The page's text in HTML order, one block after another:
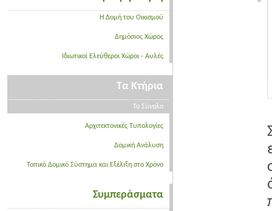
Η Δομή του Οικισμού
Δημόσιος Χώρος
Ιδιωτικοί Ελεύθεροι Χώροι - Αυλές
Τα Κτήρια
Το Σύνολο
Αρχιτεκτονικές Τυπολογίες
Δομική Ανάλυση
Τοπικό Δομικό Σύστημα και Εξέλιξη στο Χρόνο
Συμπεράσματα